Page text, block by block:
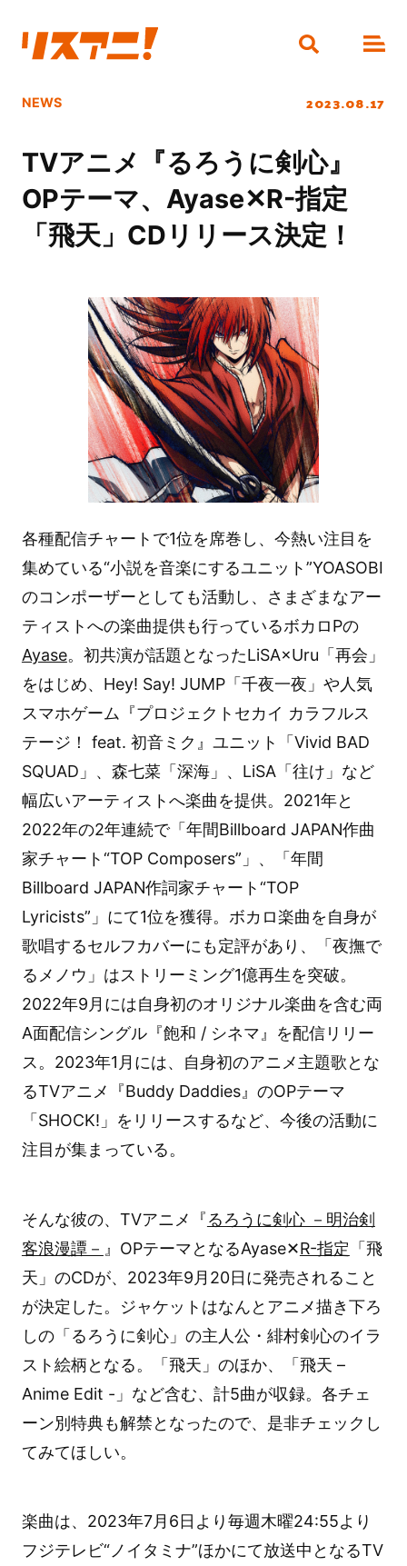
NEWS 2023.08.17
TVアニメ『るろうに剣心』
OPテーマ、Ayase✕R-指定
「飛天」CDリリース決定！
各種配信チャートで1位を席巻し、今熱い注目を
集めている“小説を音楽にするユニット”YOASOBI
のコンポーザーとしても活動し、さまざまなアー
ティストへの楽曲提供も行っているボカロPの
Ayase。初共演が話題となったLiSA×Uru「再会」
をはじめ、Hey! Say! JUMP「千夜一夜」や人気
スマホゲーム『プロジェクトセカイ カラフルス
テージ！ feat. 初音ミク』ユニット「Vivid BAD
SQUAD」、森七菜「深海」、LiSA「往け」など
幅広いアーティストへ楽曲を提供。2021年と
2022年の2年連続で「年間Billboard JAPAN作曲
家チャート“TOP Composers”」、「年間
Billboard JAPAN作詞家チャート“TOP
Lyricists”」にて1位を獲得。ボカロ楽曲を自身が
歌唱するセルフカバーにも定評があり、「夜撫で
るメノウ」はストリーミング1億再生を突破。
2022年9月には自身初のオリジナル楽曲を含む両
A面配信シングル『飽和 / シネマ』を配信リリー
ス。2023年1月には、自身初のアニメ主題歌とな
るTVアニメ『Buddy Daddies』のOPテーマ
「SHOCK!」をリリースするなど、今後の活動に
注目が集まっている。
そんな彼の、TVアニメ『るろうに剣心 －明治剣
客浪漫譚－ 』OPテーマとなるAyase✕R-指定 「飛
天」のCDが、2023年9月20日に発売されること
が決定した。ジャケットはなんとアニメ描き下ろ
しの「るろうに剣心」の主人公・緋村剣心のイラ
スト絵柄となる。「飛天」のほか、「飛天 –
Anime Edit -」など含む、計5曲が収録。各チェ
ーン別特典も解禁となったので、是非チェックし
てみてほしい。
楽曲は、2023年7月6日より毎週木曜24:55より
フジテレビ“ノイタミナ”ほかにて放送中となるTV